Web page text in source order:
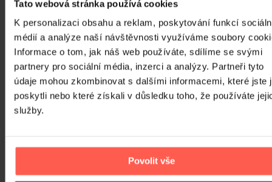
Tato webová stránka používá cookies
K personalizaci obsahu a reklam, poskytování funkcí
médií a analýze naší návštěvnosti využíváme soubory
Informace o tom, jak náš web používáte, sdílíme se svými
partnery pro sociální média, inzerci a analýzy. Partneři tyto
údaje mohou zkombinovat s dalšími informacemi, které jste
poskytli nebo které získali v důsledku toho, že používáte
služby.
Povolit vše
Počet CD
1
Počet MC
Počet DVD
Počet BD
Počet vinyl